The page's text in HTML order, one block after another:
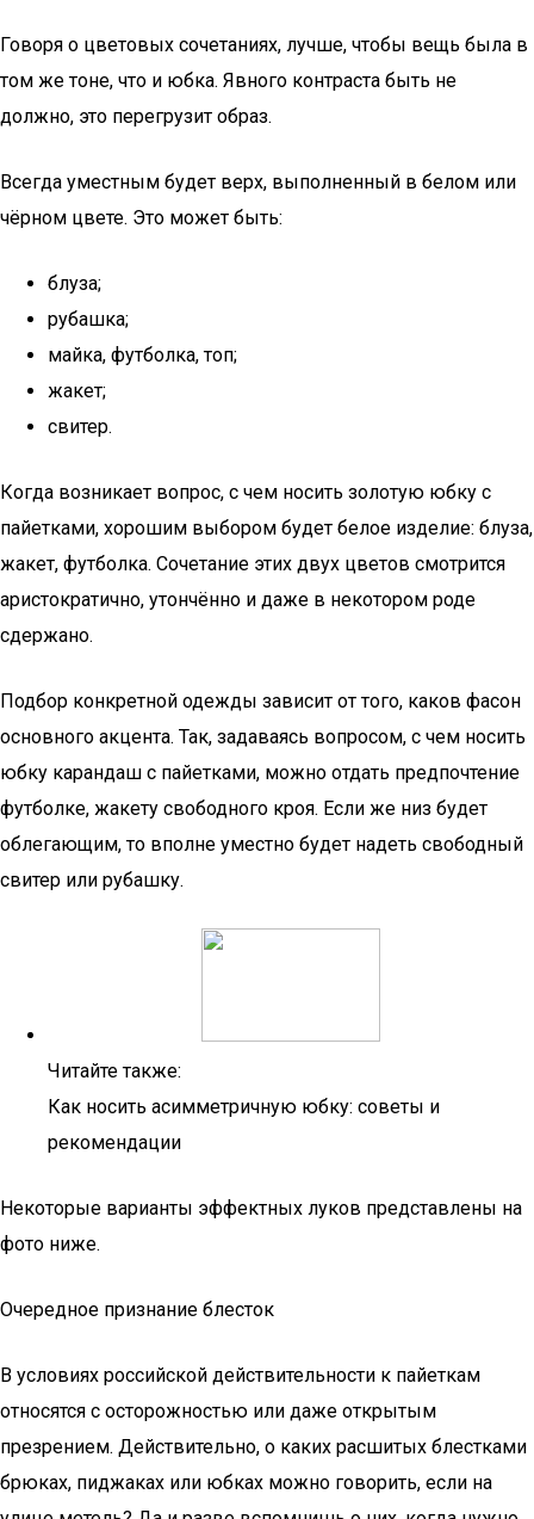
Говоря о цветовых сочетаниях, лучше, чтобы вещь была в
том же тоне, что и юбка. Явного контраста быть не
должно, это перегрузит образ.
Всегда уместным будет верх, выполненный в белом или
чёрном цвете. Это может быть:
блуза;
рубашка;
майка, футболка, топ;
жакет;
свитер.
Когда возникает вопрос, с чем носить золотую юбку с
пайетками, хорошим выбором будет белое изделие: блуза,
жакет, футболка. Сочетание этих двух цветов смотрится
аристократично, утончённо и даже в некотором роде
сдержано.
Подбор конкретной одежды зависит от того, каков фасон
основного акцента. Так, задаваясь вопросом, с чем носить
юбку карандаш с пайетками, можно отдать предпочтение
футболке, жакету свободного кроя. Если же низ будет
облегающим, то вполне уместно будет надеть свободный
свитер или рубашку.
Читайте также:
Как носить асимметричную юбку: советы и
рекомендации
Некоторые варианты эффектных луков представлены на
фото ниже.
Очередное признание блесток
В условиях российской действительности к пайеткам
относятся с осторожностью или даже открытым
презрением. Действительно, о каких расшитых блестками
брюках, пиджаках или юбках можно говорить, если на